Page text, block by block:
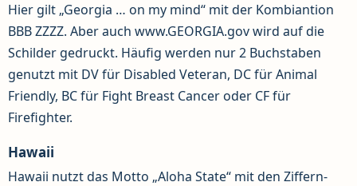
Hier gilt „Georgia … on my mind“ mit der Kombiantion
BBB ZZZZ. Aber auch www.GEORGIA.gov wird auf die
Schilder gedruckt. Häufig werden nur 2 Buchstaben
genutzt mit DV für Disabled Veteran, DC für Animal
Friendly, BC für Fight Breast Cancer oder CF für
Firefighter.
Hawaii
Hawaii nutzt das Motto „Aloha State“ mit den Ziffern-